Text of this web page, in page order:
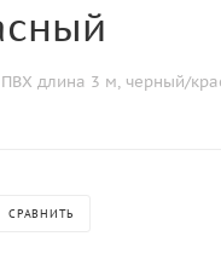
ПВХ длина 3 м, черный/
СРАВНИТЬ